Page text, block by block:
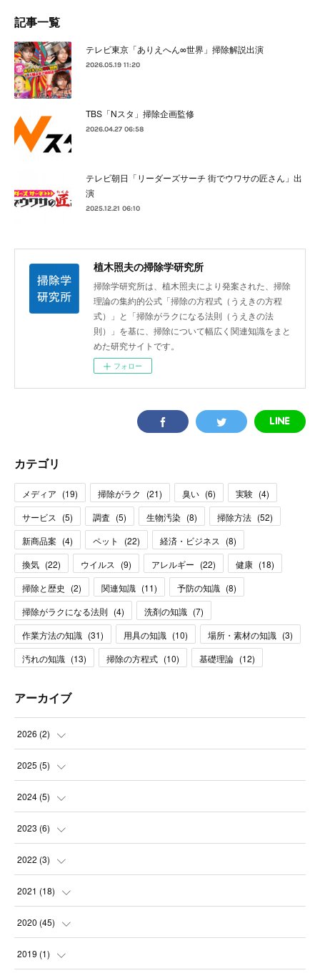
記事一覧
テレビ東京「ありえへん∞世界」掃除解説出演
2026.05.19 11:20
TBS「Nスタ」掃除企画監修
2026.04.27 06:58
テレビ朝日「リーダーズサーチ 街でウワサの匠さん」出
演
2025.12.21 06:10
植木照夫の掃除学研究所
掃除学研究所は、植木照夫により発案された、掃除
理論の集約的公式「掃除の方程式（うえきの方程
式）」と「掃除がラクになる法則（うえきの法
則）」を基に、掃除について幅広く関連知識をまと
めた研究サイトです。
フォロー
カテゴリ
メディア (19) 掃除がラク (21) 臭い (6) 実験 (4)
サービス
(5) 調査 (5) 生物汚染 (8) 掃除方法 (52)
新商品案 (4) ペット (22) 経済・ビジネス (8)
換気 (22) ウイルス (9) アレルギー (22) 健康 (18)
掃除と歴史
(2) 関連知識 (11) 予防の知識 (8)
掃除がラクになる法則 (4) 洗剤の知識 (7)
作業方法の知識 (31) 用具の知識 (10) 場所・素材の知識 (3)
汚れの知識 (13) 掃除の方程式 (10) 基礎理論 (12)
アーカイブ
2026 (2)
( )
( )
2025 (5)
( )
( )
(
(1
2024 (5)
( )
( )
(1
(1
2023 (6)
( )
(3
(1
2022 (3)
(1
(1
(
2021 (18)
(11 )
( )
2020 (45)
( 25
2019 (1)